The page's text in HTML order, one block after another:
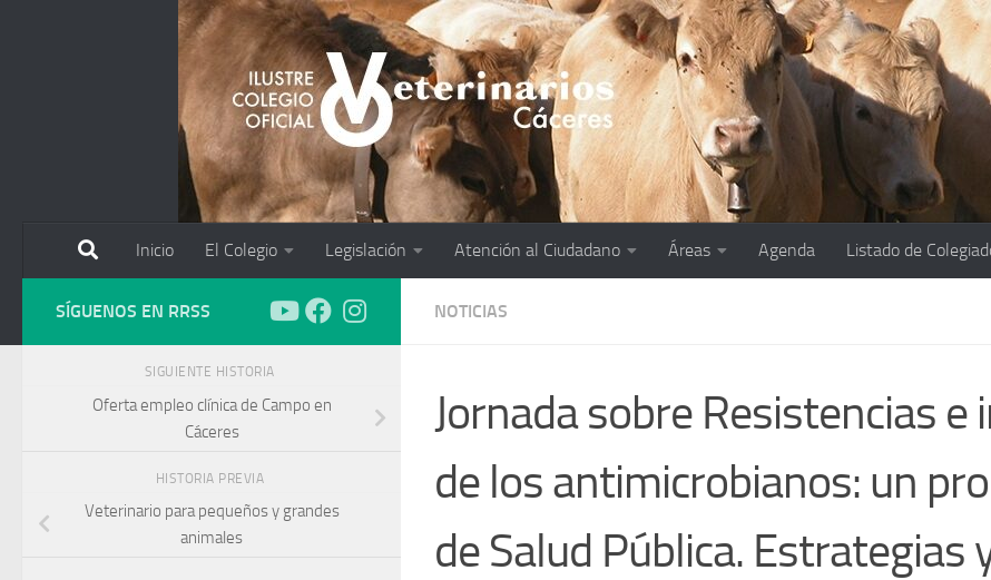
Inicio El Colegio Legislación Atención al Ciudadano Áreas Agenda Listado de
NOTICIAS
Jornada sobre Resistencias e
de los antimicrobianos: un
de Salud Pública. Estrategias
SÍGUENOS EN RRSS
SIGUIENTE HISTORIA
Oferta empleo clínica de Campo en
Cáceres
HISTORIA PREVIA
Veterinario para pequeños y grandes
animales